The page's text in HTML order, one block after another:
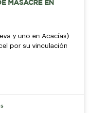
MASACRE EN
y uno en Acacías)
por su vinculación